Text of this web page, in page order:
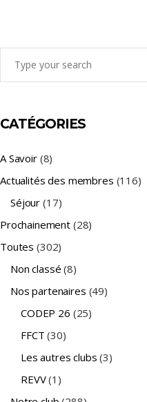
CATÉGORIES
A Savoir(8)
Actualités des membres (116)
Séjour (17)
Prochainement (28)
Toutes (302)
Non classé (8)
Nos partenaires (49)
CODEP 26 (25)
FFCT (30)
Les autres clubs (3)
REVV(1)